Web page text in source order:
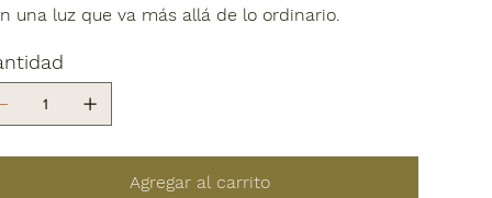
una luz que va más allá de lo ordinario.
Agregar al carrito